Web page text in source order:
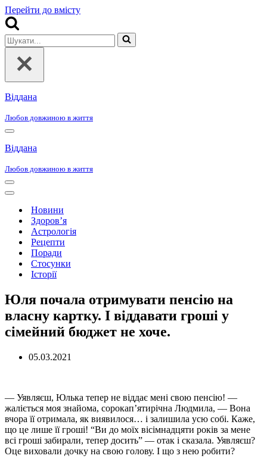
Перейти до вмісту
Шукати...
Віддана
Любов довжиною в життя
Меню
навігації
Віддана
Любов довжиною в життя
Меню
навігації
Меню
навігаціїНовини
Здоров’я
Астрологія
Рецепти
Поради
Стосунки
Історії
Юля почала отримувати пенсію на
власну картку. І віддавати гроші у
сімейний бюджет не хоче.
05.03.2021
— Уявляєш, Юлька тепер не віддає мені свою пенсію! —
жаліється моя знайома, сорокап’ятирічна Людмила, — Вона
вчора її отримала, як виявилося… і залишила усю собі. Каже,
що це лише її гроші! “Ви до моїх вісімнадцяти років за мене
всі гроші забирали, тепер досить” — отак і сказала. Уявляєш?
Оце виховали дочку на свою голову. І що з нею робити?